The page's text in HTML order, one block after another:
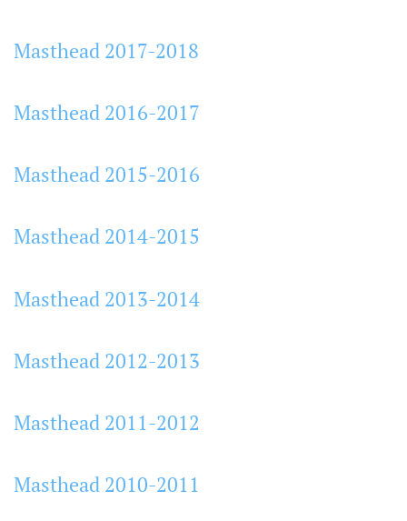
Masthead 2017-2018
Masthead 2016-2017
Masthead 2015-2016
Masthead 2014-2015
Masthead 2013-2014
Masthead 2012-2013
Masthead 2011-2012
Masthead 2010-2011